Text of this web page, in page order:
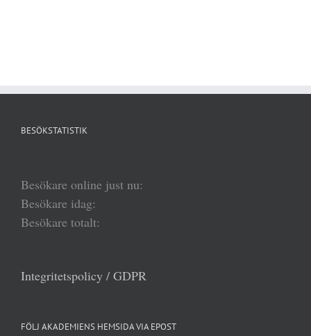
BESÖKSTATISTIK
Besökare online just nu:
Besökare idag:
Besökare totalt:
Integritetspolicy / GDPR
FÖLJ AKADEMIENS HEMSIDA VIA EPOST